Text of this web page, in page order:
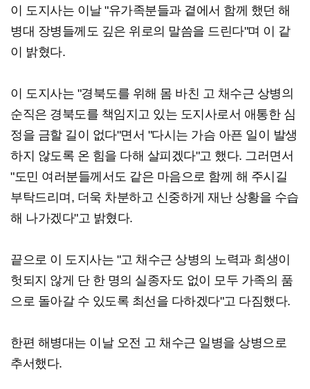
이 도지사는 이날 "유가족분들과 곁에서 함께 했던 해
병대 장병들께도 깊은 위로의 말씀을 드린다"며 이 같
이 밝혔다.
이 도지사는 "경북도를 위해 몸 바친 고 채수근 상병의
순직은 경북도를 책임지고 있는 도지사로서 애통한 심
정을 금할 길이 없다"면서 "다시는 가슴 아픈 일이 발생
하지 않도록 온 힘을 다해 살피겠다"고 했다. 그러면서
"도민 여러분들께서도 같은 마음으로 함께 해 주시길
부탁드리며, 더욱 차분하고 신중하게 재난 상황을 수습
해 나가겠다"고 밝혔다.
끝으로 이 도지사는 "고 채수근 상병의 노력과 희생이
헛되지 않게 단 한 명의 실종자도 없이 모두 가족의 품
으로 돌아갈 수 있도록 최선을 다하겠다"고 다짐했다.
한편 해병대는 이날 오전 고 채수근 일병을 상병으로
추서했다.